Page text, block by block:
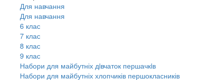
Для навчання
Для навчання
6 клас
7 клас
8 клас
9 клас
Набори для майбутніх дiвчаток першачкiв
Набори для майбутніх хлопчиків першокласників